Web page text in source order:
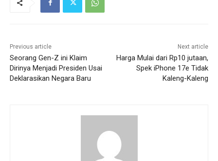
Previous article
Seorang Gen-Z ini Klaim
Dirinya Menjadi Presiden Usai
Deklarasikan Negara Baru
Next article
Harga Mulai dari Rp10 jutaan,
Spek iPhone 17e Tidak
Kaleng-Kaleng